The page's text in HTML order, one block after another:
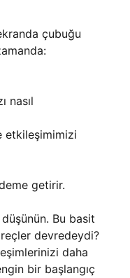
çubuğu
nasıl
etkileşimimizi
getirir.
Bu basit
devredeydi?
daha
bir başlangıç